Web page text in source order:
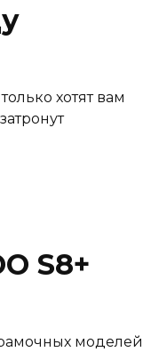
хотят вам
S8+
моделей